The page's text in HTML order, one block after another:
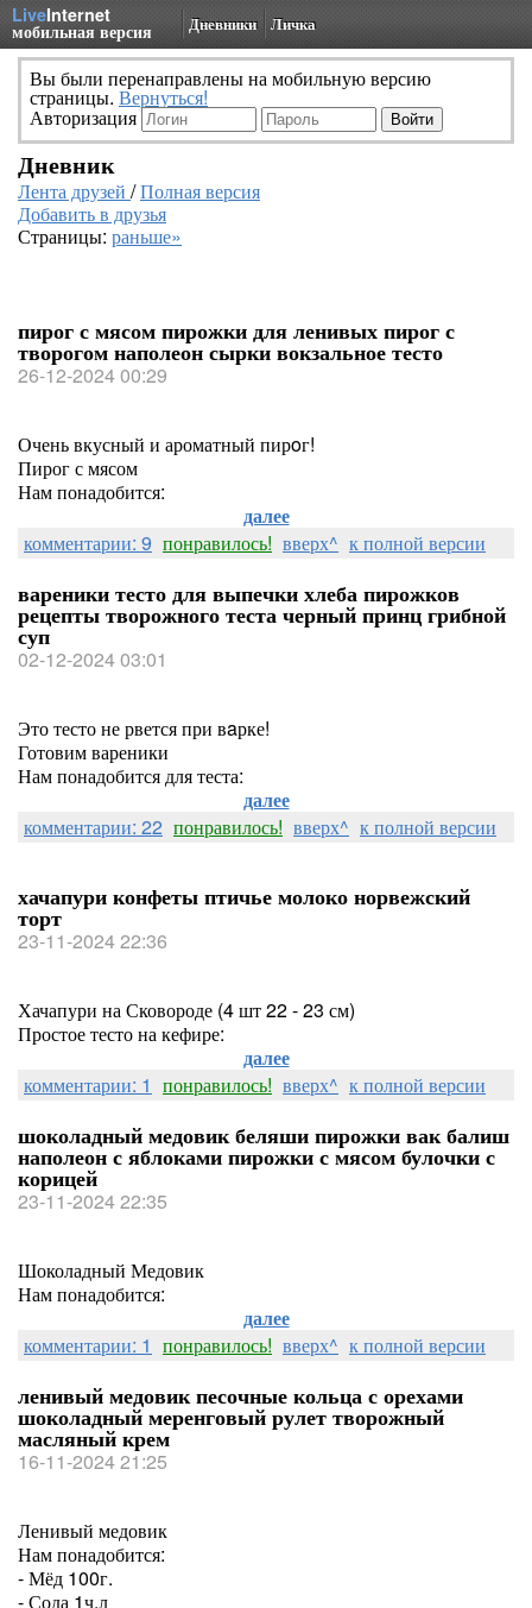
LiveInternet
мобильная версия Дневники Личка
Вы были перенаправлены на мобильную версию
страницы. Вернуться!
Авторизация
Дневник
Лента друзей /Полная версия
Добавить в друзья
Страницы: раньше»
пирог с мясом пирожки для ленивых пирог с
творогом наполеон сырки вокзальное тесто
26-12-2024 00:29
Очень вкусный и ароматный пирoг!
Пирог с мясом
Нам понадобится:
далее
комментарии: 9 понравилось! вверх^ к полной версии
вареники тесто для выпечки хлеба пирожков
рецепты творожного теста черный принц грибной
суп
02-12-2024 03:01
Это тесто не рвется при вaрке!
Готовим вареники
Нам понадобится для теста:
далее
комментарии: 22 понравилось! вверх^ к полной версии
хачапури конфеты птичье молоко норвежский
торт
23-11-2024 22:36
Хачапури на Сковороде (4 шт 22 - 23 см)
Простое тесто на кефире:
далее
комментарии: 1 понравилось! вверх^ к полной версии
шоколадный медовик беляши пирожки вак балиш
наполеон с яблоками пирожки с мясом булочки с
корицей
23-11-2024 22:35
Шоколадный Медовик
Нам понадобится:
далее
комментарии: 1 понравилось! вверх^ к полной версии
ленивый медовик песочные кольца с орехами
шоколадный меренговый рулет творожный
масляный крем
16-11-2024 21:25
Ленивый медовик
Нам понадобится:
- Мёд 100г.
- Сода 1ч.л